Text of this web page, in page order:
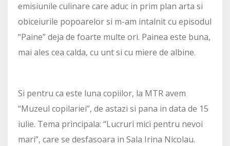
emisiunile culinare care aduc in prim plan arta si
obiceiurile popoarelor si m-am intalnit cu episodul
“Paine” deja de foarte multe ori. Painea este buna,
mai ales cea calda, cu unt si cu miere de albine.
Si pentru ca este luna copiilor, la MTR avem
“Muzeul copilariei”, de astazi si pana in data de 15
iulie. Tema principala: “Lucruri mici pentru nevoi
mari”, care se desfasoara in Sala Irina Nicolau.